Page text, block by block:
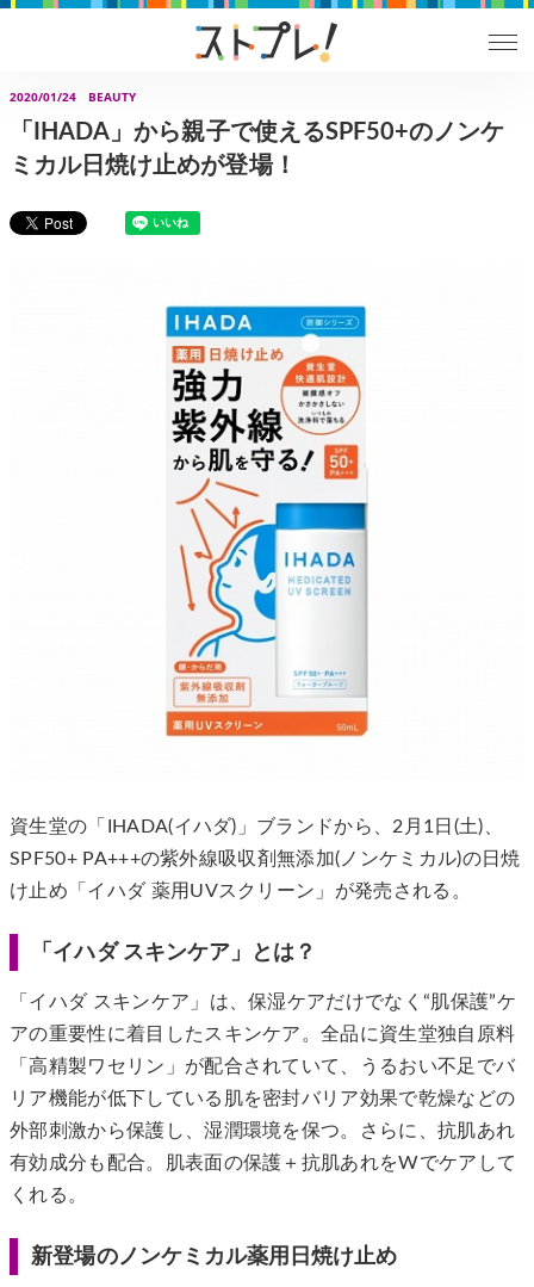
2020/01/24 BEAUTY
「IHADA」から親子で使えるSPF50+のノンケ
ミカル日焼け止めが登場！
資生堂の「IHADA(イハダ)」ブランドから、2月1日(土)、
SPF50+ PA+++の紫外線吸収剤無添加(ノンケミカル)の日焼
け止め「イハダ 薬用UVスクリーン」が発売される。
「イハダ スキンケア」とは？
「イハダ スキンケア」は、保湿ケアだけでなく“肌保護”ケ
アの重要性に着目したスキンケア。全品に資生堂独自原料
「高精製ワセリン」が配合されていて、うるおい不足でバ
リア機能が低下している肌を密封バリア効果で乾燥などの
外部刺激から保護し、湿潤環境を保つ。さらに、抗肌あれ
有効成分も配合。肌表面の保護＋抗肌あれをWでケアして
くれる。
新登場のノンケミカル薬用日焼け止め